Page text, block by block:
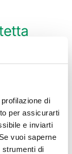
di
per assicurarti
e inviarti
vuoi saperne
strumenti di
di
di
km e
la